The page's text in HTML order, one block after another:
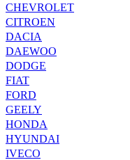
CHEVROLET
CITROEN
DACIA
DAEWOO
DODGE
FIAT
FORD
GEELY
HONDA
HYUNDAI
IVECO